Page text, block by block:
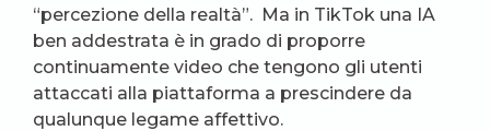
“percezione della realtà”. Ma in TikTok una IA
ben addestrata è in grado di proporre
continuamente video che tengono gli utenti
attaccati alla piattaforma a prescindere da
qualunque legame affettivo.